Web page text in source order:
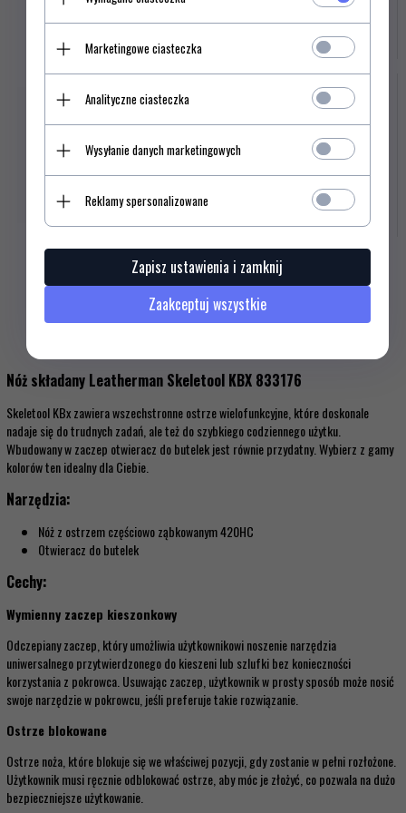
Multitool Leatherman Rebar Burnt Sienna 833313
469, PLN*
Ilość
dla
produktu
144156066
Opis produktu
Nóż składany Leatherman Skeletool KBX 833176
Skeletool KBx zawiera wszechstronne ostrze wielofunkcyjne, które doskonale
nadaje się do trudnych zadań, ale też do szybkiego codziennego użytku.
Wbudowany w zaczep otwieracz do butelek jest równie przydatny. Wybierz z gamy
kolorów ten idealny dla Ciebie.
Narzędzia:
Nóż z ostrzem częściowo ząbkowanym 420HC
Otwieracz do butelek
Cechy:
Wymienny zaczep kieszonkowy
Odczepiany zaczep, który umożliwia użytkownikowi noszenie narzędzia
uniwersalnego przytwierdzonego do kieszeni lub szlufki bez konieczności
korzystania z pokrowca. Usuwając zaczep, użytkownik w prosty sposób może nosić
swoje narzędzie w pokrowcu, jeśli preferuje takie rozwiązanie.
Ostrze blokowane
Ostrze noża, które blokuje się we właściwej pozycji, gdy zostanie w pełni rozłożone.
Użytkownik musi ręcznie odblokować ostrze, aby móc je złożyć, co pozwala na dużo
bezpieczniejsze użytkowanie.
Marketingowe ciasteczka
Analityczne ciasteczka
Wysyłanie danych marketingowych
Reklamy spersonalizowane
Zapisz ustawienia i zamknij
Zaakceptuj wszystkie